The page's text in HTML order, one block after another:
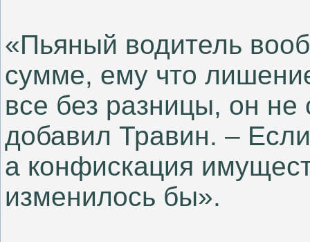
«Пьяный водитель
сумме, ему что
все без разницы, он
добавил Травин. –
а конфискация
изменилось бы».